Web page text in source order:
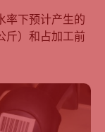
率下预计产生的
斤）和占加工前